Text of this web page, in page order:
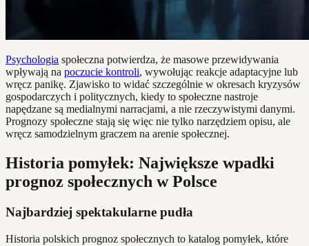
Psychologia społeczna potwierdza, że masowe przewidywania
wpływają na poczucie kontroli, wywołując reakcje adaptacyjne lub
wręcz panikę. Zjawisko to widać szczególnie w okresach kryzysów
gospodarczych i politycznych, kiedy to społeczne nastroje
napędzane są medialnymi narracjami, a nie rzeczywistymi danymi.
Prognozy społeczne stają się więc nie tylko narzędziem opisu, ale
wręcz samodzielnym graczem na arenie społecznej.
Historia pomyłek: Największe wpadki
prognoz społecznych w Polsce
Najbardziej spektakularne pudła
Historia polskich prognoz społecznych to katalog pomyłek, które